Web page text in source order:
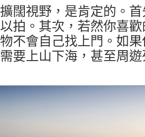
闊視野，是肯定的。
拍。其次，若然你喜
不會自己找上門。如
要上山下海，甚至周